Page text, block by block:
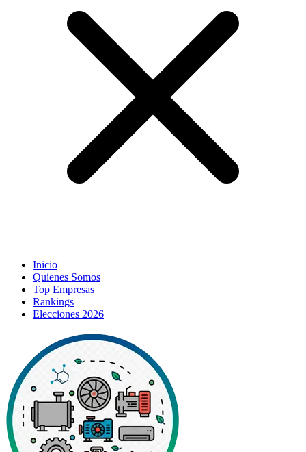
Inicio
Quienes Somos
Top Empresas
Rankings
Elecciones 2026